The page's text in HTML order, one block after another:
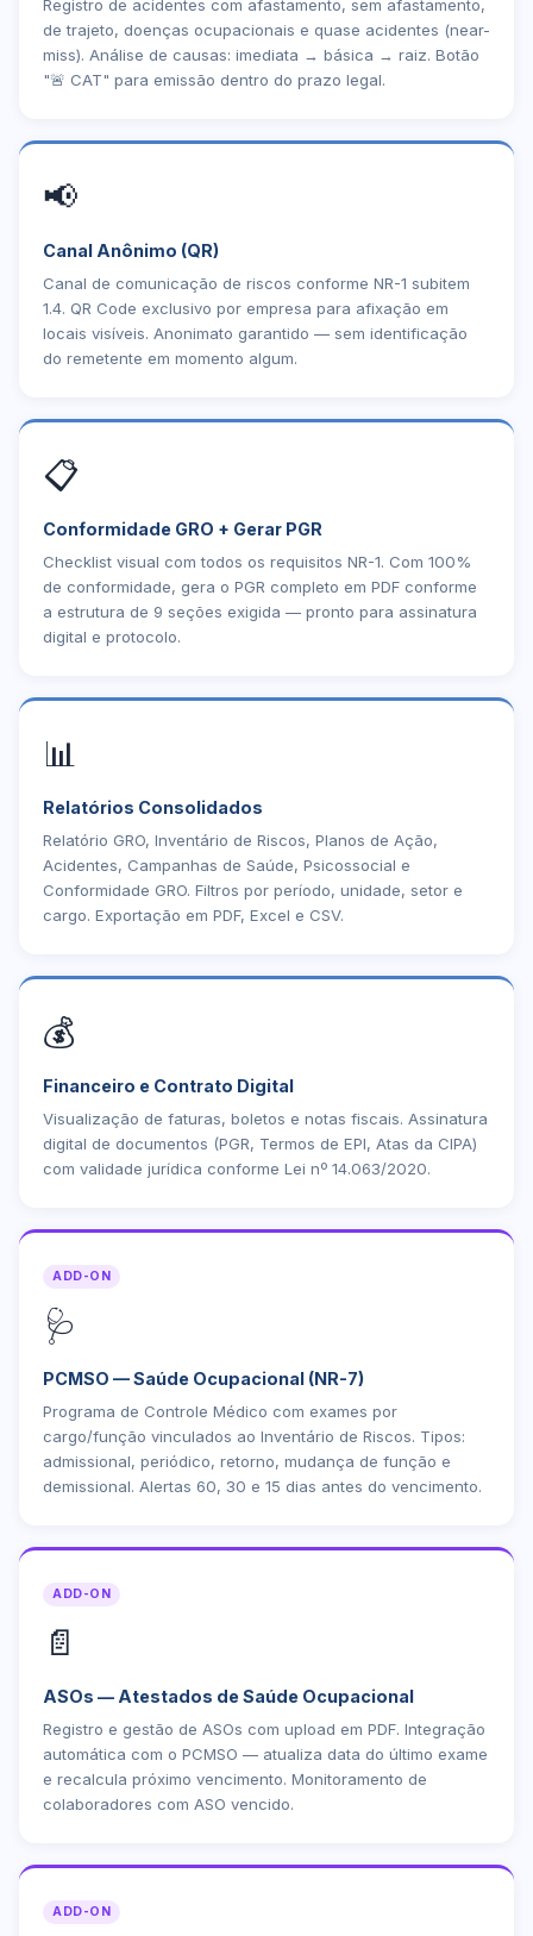
Registro de acidentes com afastamento, sem afastamento,
de trajeto, doenças ocupacionais e quase acidentes (near-
miss). Análise de causas: imediata → básica → raiz. Botão
"🚨 CAT" para emissão dentro do prazo legal.
📢
Canal Anônimo (QR)
Canal de comunicação de riscos conforme NR-1 subitem
1.4. QR Code exclusivo por empresa para afixação em
locais visíveis. Anonimato garantido — sem identificação
do remetente em momento algum.
📋
Conformidade GRO + Gerar PGR
Checklist visual com todos os requisitos NR-1. Com 100%
de conformidade, gera o PGR completo em PDF conforme
a estrutura de 9 seções exigida — pronto para assinatura
digital e protocolo.
📊
Relatórios Consolidados
Relatório GRO, Inventário de Riscos, Planos de Ação,
Acidentes, Campanhas de Saúde, Psicossocial e
Conformidade GRO. Filtros por período, unidade, setor e
cargo. Exportação em PDF, Excel e CSV.
💰
Financeiro e Contrato Digital
Visualização de faturas, boletos e notas fiscais. Assinatura
digital de documentos (PGR, Termos de EPI, Atas da CIPA)
com validade jurídica conforme Lei nº 14.063/2020.
ADD-ON
🩺
PCMSO — Saúde Ocupacional (NR-7)
Programa de Controle Médico com exames por
cargo/função vinculados ao Inventário de Riscos. Tipos:
admissional, periódico, retorno, mudança de função e
demissional. Alertas 60, 30 e 15 dias antes do vencimento.
ADD-ON
📄
ASOs — Atestados de Saúde Ocupacional
Registro e gestão de ASOs com upload em PDF. Integração
automática com o PCMSO — atualiza data do último exame
e recalcula próximo vencimento. Monitoramento de
colaboradores com ASO vencido.
ADD-ON